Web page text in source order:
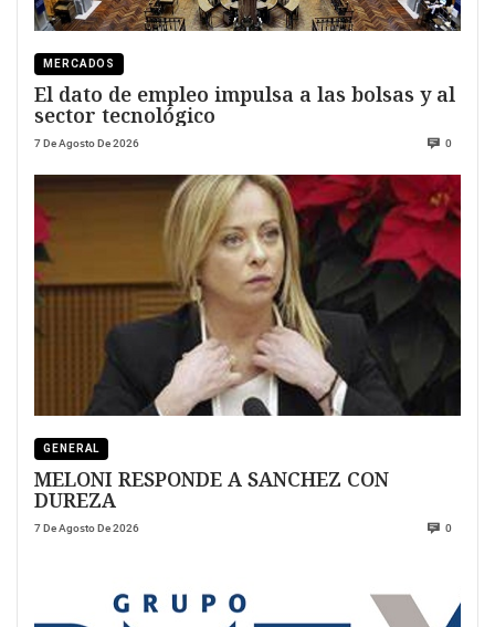
MERCADOS
El dato de empleo impulsa a las bolsas y al
sector tecnológico
7 De Agosto De 2026 0
GENERAL
MELONI RESPONDE A SANCHEZ CON
DUREZA
7 De Agosto De 2026 0